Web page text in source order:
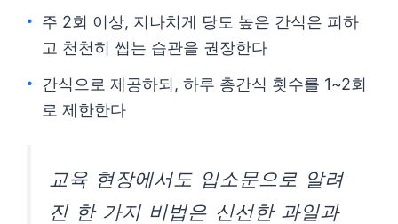
주 2회 이상, 지나치게 당도 높은 간식은 피하
고 천천히 씹는 습관을 권장한다
간식으로 제공하되, 하루 총간식 횟수를 1~2회
로 제한한다
교육 현장에서도 입소문으로 알려
진 한 가지 비법은 신선한 과일과